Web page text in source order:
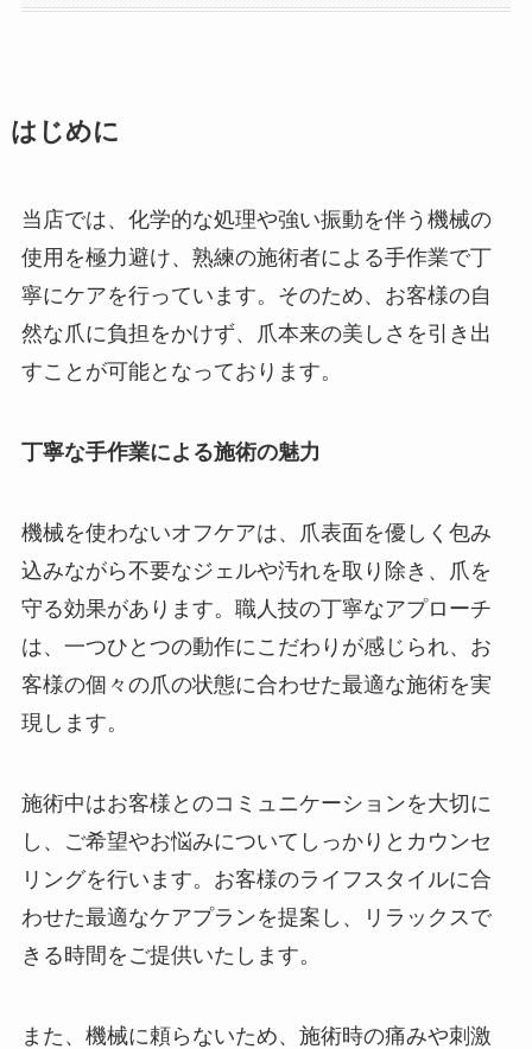
はじめに
当店では、化学的な処理や強い振動を伴う機械の
使用を極力避け、熟練の施術者による手作業で丁
寧にケアを行っています。そのため、お客様の自
然な爪に負担をかけず、爪本来の美しさを引き出
すことが可能となっております。
丁寧な手作業による施術の魅力
機械を使わないオフケアは、爪表面を優しく包み
込みながら不要なジェルや汚れを取り除き、爪を
守る効果があります。職人技の丁寧なアプローチ
は、一つひとつの動作にこだわりが感じられ、お
客様の個々の爪の状態に合わせた最適な施術を実
現します。
施術中はお客様とのコミュニケーションを大切に
し、ご希望やお悩みについてしっかりとカウンセ
リングを行います。お客様のライフスタイルに合
わせた最適なケアプランを提案し、リラックスで
きる時間をご提供いたします。
また、機械に頼らないため、施術時の痛みや刺激